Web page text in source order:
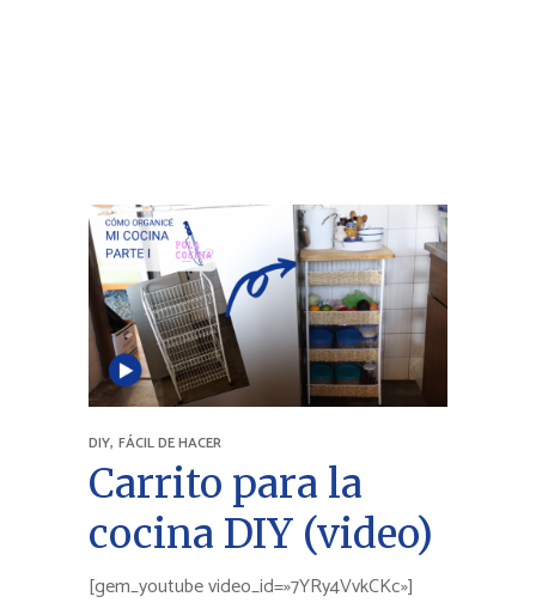
DIY, FÁCIL DE HACER
Carrito para la
cocina DIY (video)
[gem_youtube video_id=»7YRy4VvkCKc»]